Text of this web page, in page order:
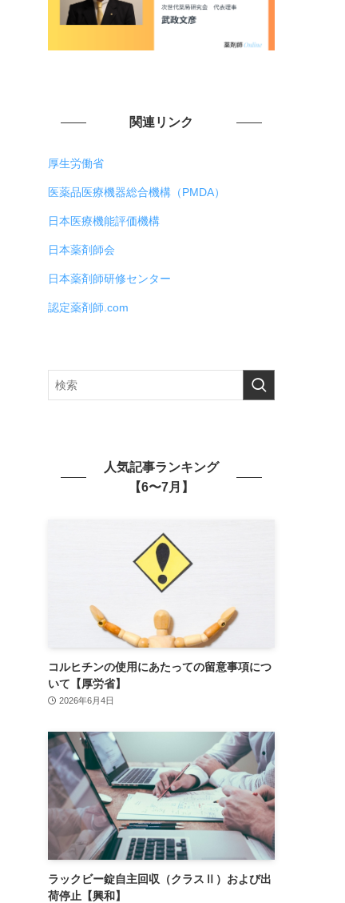
関連リンク
厚生労働省
医薬品医療機器総合機構（PMDA）
日本医療機能評価機構
日本薬剤師会
日本薬剤師研修センター
認定薬剤師.com
人気記事ランキング
【6〜7月】
コルヒチンの使用にあたっての留意事項につ
いて【厚労省】
2026年6月4日
ラックビー錠自主回収（クラスⅡ）および出
荷停止【興和】